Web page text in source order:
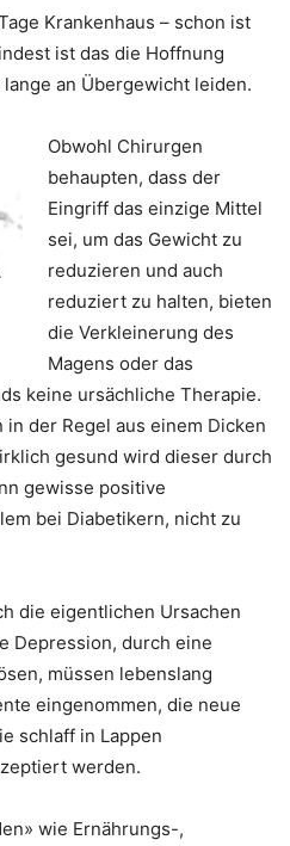
Krankenhaus – schon ist
ist das die Hoffnung
an Übergewicht leiden.
Obwohl Chirurgen
behaupten, dass der
Eingriff das einzige Mittel
sei, um das Gewicht zu
reduzieren und auch
reduziert zu halten, bieten
die Verkleinerung des
Magens oder das
keine ursächliche Therapie.
der Regel aus einem Dicken
gesund wird dieser durch
gewisse positive
bei Diabetikern, nicht zu
die eigentlichen Ursachen
Depression, durch eine
müssen lebenslang
eingenommen, die neue
schlaff in Lappen
werden.
wie Ernährungs-,